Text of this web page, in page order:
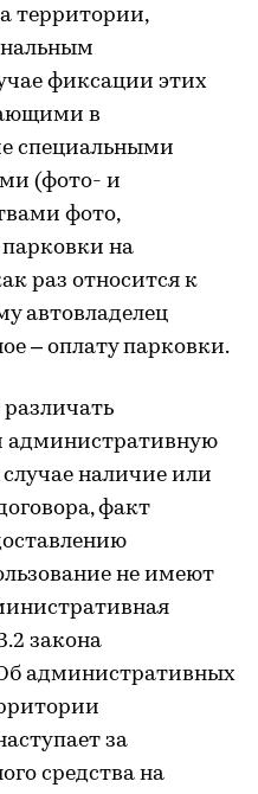
территории,
фиксации этих
в
специальными
(фото- и
фото,
на
раз относится к
автовладелец
– оплату парковки.
различать
административную
случае наличие или
факт
не имеют
закона
административных
за
средства на